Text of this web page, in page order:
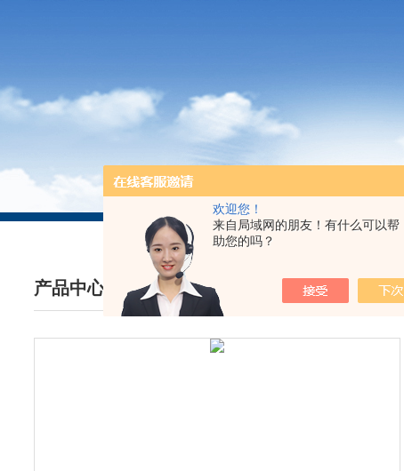
欢迎您！
来自局域网的朋友！有什么可以帮
助您的吗？
产品中心
/ PRODUCTS CENTER
我的位置：